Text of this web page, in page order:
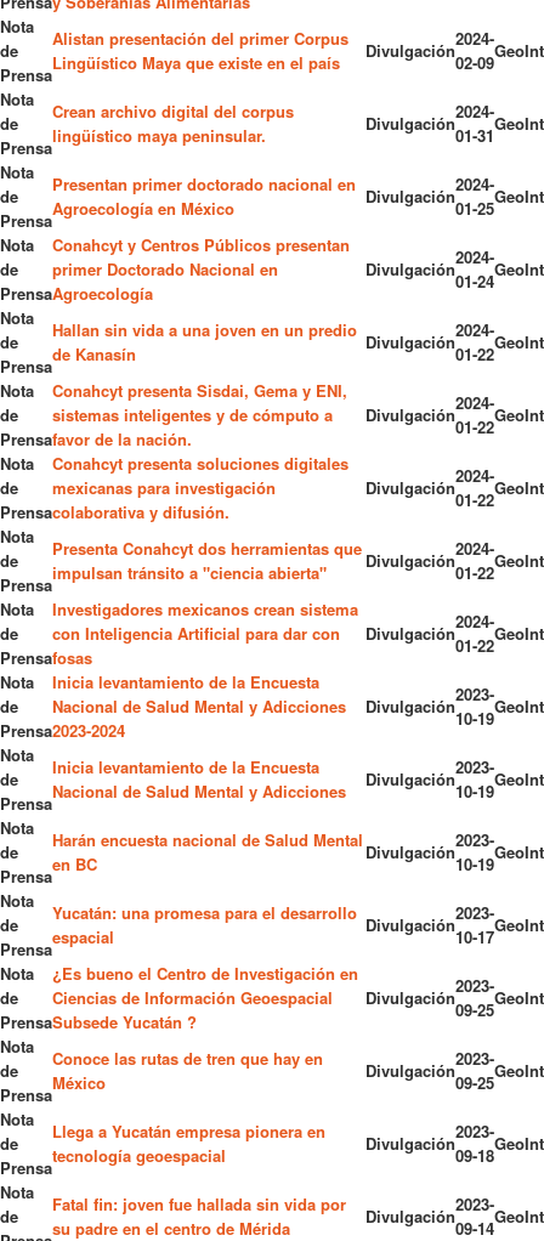
Nota
de
Prensa
Alistan presentación del primer Corpus
Lingüístico Maya que existe en el país
Divulgación
2024-
02-09
GeoInt
Nota
de
Prensa
Crean archivo digital del corpus
lingüístico maya peninsular.
Divulgación
2024-
01-31
GeoInt
Nota
de
Prensa
Presentan primer doctorado nacional en
Agroecología en México
Divulgación
2024-
01-25
GeoInt
Nota
de
Prensa
Conahcyt y Centros Públicos presentan
primer Doctorado Nacional en
Agroecología
Divulgación
2024-
01-24
GeoInt
Nota
de
Prensa
Hallan sin vida a una joven en un predio
de Kanasín
Divulgación
2024-
01-22
GeoInt
Nota
de
Prensa
Conahcyt presenta Sisdai, Gema y ENI,
sistemas inteligentes y de cómputo a
favor de la nación.
Divulgación
2024-
01-22
GeoInt
Nota
de
Prensa
Conahcyt presenta soluciones digitales
mexicanas para investigación
colaborativa y difusión.
Divulgación
2024-
01-22
GeoInt
Nota
de
Prensa
Presenta Conahcyt dos herramientas que
impulsan tránsito a "ciencia abierta"
Divulgación
2024-
01-22
GeoInt
Nota
de
Prensa
Investigadores mexicanos crean sistema
con Inteligencia Artificial para dar con
fosas
Divulgación
2024-
01-22
GeoInt
Nota
de
Prensa
Inicia levantamiento de la Encuesta
Nacional de Salud Mental y Adicciones
2023-2024
Divulgación
2023-
10-19
GeoInt
Nota
de
Prensa
Inicia levantamiento de la Encuesta
Nacional de Salud Mental y Adicciones
Divulgación
2023-
10-19
GeoInt
Nota
de
Prensa
Harán encuesta nacional de Salud Mental
en BC
Divulgación
2023-
10-19
GeoInt
Nota
de
Prensa
Yucatán: una promesa para el desarrollo
espacial
Divulgación
2023-
10-17
GeoInt
Nota
de
Prensa
¿Es bueno el Centro de Investigación en
Ciencias de Información Geoespacial
Subsede Yucatán ?
Divulgación
2023-
09-25
GeoInt
Nota
de
Prensa
Conoce las rutas de tren que hay en
México
Divulgación
2023-
09-25
GeoInt
Nota
de
Prensa
Llega a Yucatán empresa pionera en
tecnología geoespacial
Divulgación
2023-
09-18
GeoInt
Nota
de
Fatal fin: joven fue hallada sin vida por
su padre en el centro de Mérida
Divulgación
2023-
09-14
GeoInt